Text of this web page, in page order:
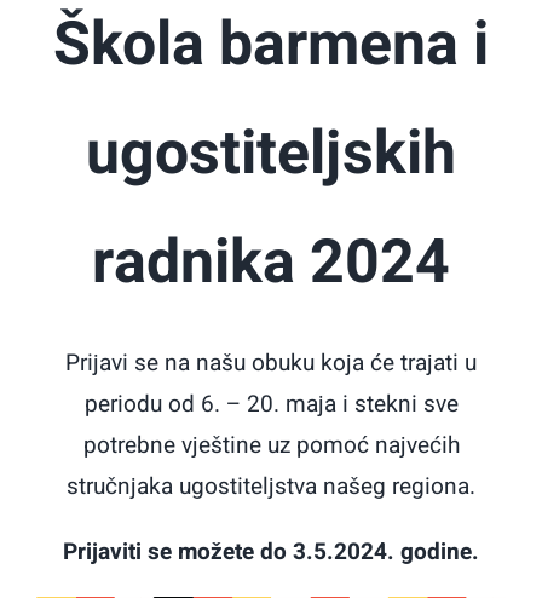
Naši Proizvodi
Škola barmena i
ugostiteljskih
radnika 2024
Prijavi se na našu obuku koja će trajati u
periodu od 6. – 20. maja i stekni sve
potrebne vještine uz pomoć najvećih
stručnjaka ugostiteljstva našeg regiona.
Prijaviti se možete do 3.5.2024. godine.